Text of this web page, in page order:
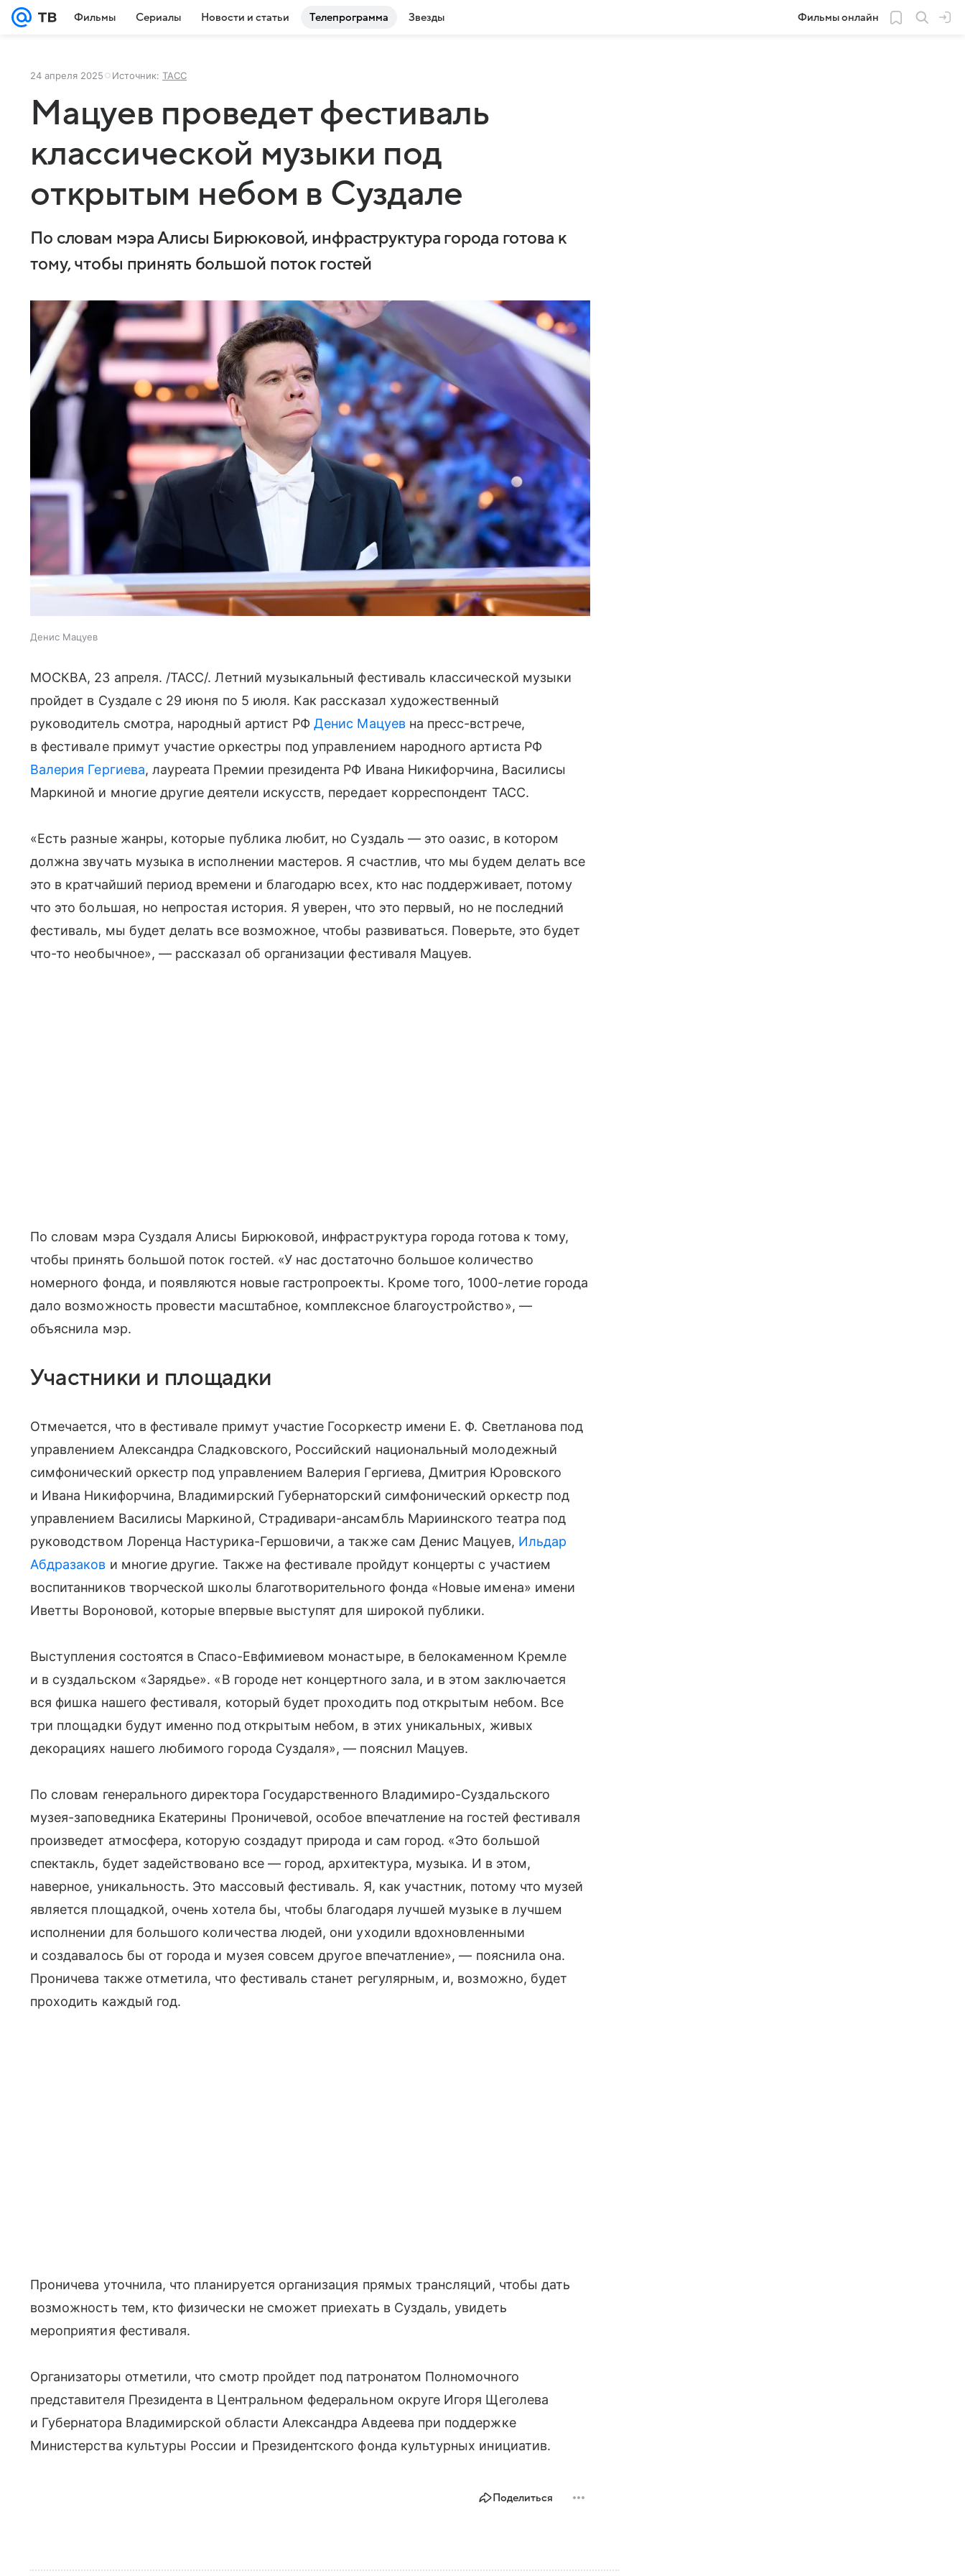
Фильмы Сериалы Новости и статьи Телепрограмма Звезды Фильмы онлайн
24 апреля 2025 Источник: ТАСС
Мацуев проведет фестиваль
классической музыки под
открытым небом в Суздале
По словам мэра Алисы Бирюковой, инфраструктура города готова к
тому, чтобы принять большой поток гостей
Денис Мацуев
МОСКВА, 23 апреля. /ТАСС/. Летний музыкальный фестиваль классической музыки
пройдет в Суздале с 29 июня по 5 июля. Как рассказал художественный
руководитель смотра, народный артист РФДенис Мацуевна пресс-встрече,
в фестивале примут участие оркестры под управлением народного артиста РФ
Валерия Гергиева, лауреата Премии президента РФ Ивана Никифорчина, Василисы
Маркиной и многие другие деятели искусств, передает корреспондент ТАСС.
«Есть разные жанры, которые публика любит, но Суздаль — это оазис, в котором
должна звучать музыка в исполнении мастеров. Я счастлив, что мы будем делать все
это в кратчайший период времени и благодарю всех, кто нас поддерживает, потому
что это большая, но непростая история. Я уверен, что это первый, но не последний
фестиваль, мы будет делать все возможное, чтобы развиваться. Поверьте, это будет
что-то необычное», — рассказал об организации фестиваля Мацуев.
По словам мэра Суздаля Алисы Бирюковой, инфраструктура города готова к тому,
чтобы принять большой поток гостей. «У нас достаточно большое количество
номерного фонда, и появляются новые гастропроекты. Кроме того, 1000-летие города
дало возможность провести масштабное, комплексное благоустройство», —
объяснила мэр.
Участники и площадки
Отмечается, что в фестивале примут участие Госоркестр имени Е. Ф. Светланова под
управлением Александра Сладковского, Российский национальный молодежный
симфонический оркестр под управлением Валерия Гергиева, Дмитрия Юровского
и Ивана Никифорчина, Владимирский Губернаторский симфонический оркестр под
управлением Василисы Маркиной, Страдивари-ансамбль Мариинского театра под
руководством Лоренца Настурика-Гершовичи, а также сам Денис Мацуев, Ильдар
Абдразаков и многие другие. Также на фестивале пройдут концерты с участием
воспитанников творческой школы благотворительного фонда «Новые имена» имени
Иветты Вороновой, которые впервые выступят для широкой публики.
Выступления состоятся в Спасо-Евфимиевом монастыре, в белокаменном Кремле
и в суздальском «Зарядье». «В городе нет концертного зала, и в этом заключается
вся фишка нашего фестиваля, который будет проходить под открытым небом. Все
три площадки будут именно под открытым небом, в этих уникальных, живых
декорациях нашего любимого города Суздаля», — пояснил Мацуев.
По словам генерального директора Государственного Владимиро-Суздальского
музея-заповедника Екатерины Проничевой, особое впечатление на гостей фестиваля
произведет атмосфера, которую создадут природа и сам город. «Это большой
спектакль, будет задействовано все — город, архитектура, музыка. И в этом,
наверное, уникальность. Это массовый фестиваль. Я, как участник, потому что музей
является площадкой, очень хотела бы, чтобы благодаря лучшей музыке в лучшем
исполнении для большого количества людей, они уходили вдохновленными
и создавалось бы от города и музея совсем другое впечатление», — пояснила она.
Проничева также отметила, что фестиваль станет регулярным, и, возможно, будет
проходить каждый год.
Проничева уточнила, что планируется организация прямых трансляций, чтобы дать
возможность тем, кто физически не сможет приехать в Суздаль, увидеть
мероприятия фестиваля.
Организаторы отметили, что смотр пройдет под патронатом Полномочного
представителя Президента в Центральном федеральном округе Игоря Щеголева
и Губернатора Владимирской области Александра Авдеева при поддержке
Министерства культуры России и Президентского фонда культурных инициатив.
Поделиться